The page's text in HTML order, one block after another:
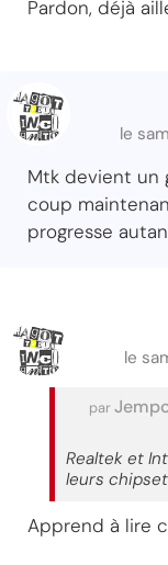
Pardon, déjà
le
Mtk devient un
coup
progresse
le
par
Realtek et
leurs
Apprend à lire